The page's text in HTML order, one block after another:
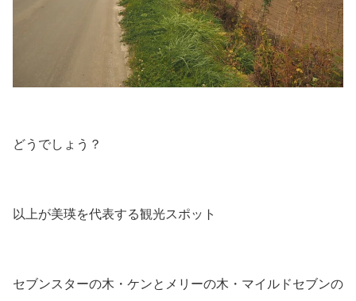
どうでしょう？
以上が美瑛を代表する観光スポット
セブンスターの木・ケンとメリーの木・マイルドセブンの